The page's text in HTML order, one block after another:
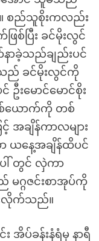
။ စည်သူစိုးကလည်း
ြစ်ပြီး ခင်မိုးလွင်
နာခဲ့သည်ချည်းပင်
သည် ခင်မိုးလွင်ကို
းမောင်မောင်စိုး
ယောက်ကို တစ်
အချိန်ကာလများ
ယနေ့အချိန်ထိပင်
ါ် တွင် လှဲကာ
မဂ္ဂဇင်းစာအုပ်ကို
င်လိုက်သည်။
အိပ်ခန်းနံရံမှ နာရီ